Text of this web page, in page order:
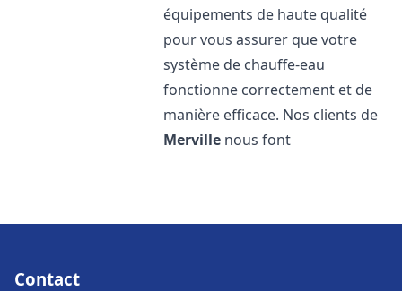
équipements de haute qualité
pour vous assurer que votre
système de chauffe-eau
fonctionne correctement et de
manière efficace. Nos clients de
Merville nous font
Contact